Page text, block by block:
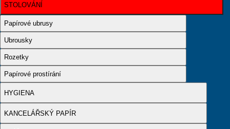
STOLOVÁNÍ
Papírové ubrusy
Ubrousky
Rozetky
Papírové prostírání
HYGIENA
KANCELÁŘSKÝ PAPÍR